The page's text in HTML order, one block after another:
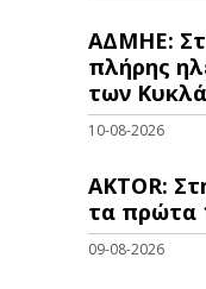
ΑΔΜΗΕ:
πλήρης
των
10-08-2026
AKTOR:
τα πρώτα
09-08-2026